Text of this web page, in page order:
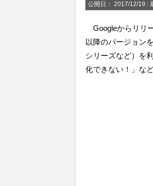
公開日： 2017/12/19 :
Googleからリリ
以降のバージョン
シリーズなど）を
化できない！」な